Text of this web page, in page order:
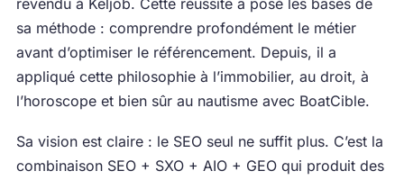
revendu à Keljob. Cette réussite a posé les bases de
sa méthode : comprendre profondément le métier
avant d’optimiser le référencement. Depuis, il a
appliqué cette philosophie à l’immobilier, au droit, à
l’horoscope et bien sûr au nautisme avec BoatCible.
Sa vision est claire : le SEO seul ne suffit plus. C’est la
combinaison SEO + SXO + AIO + GEO qui produit des